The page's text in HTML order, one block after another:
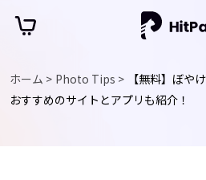
ホーム > Photo Tips >
【無料】ぼや
おすすめのサイトとアプリも紹介！